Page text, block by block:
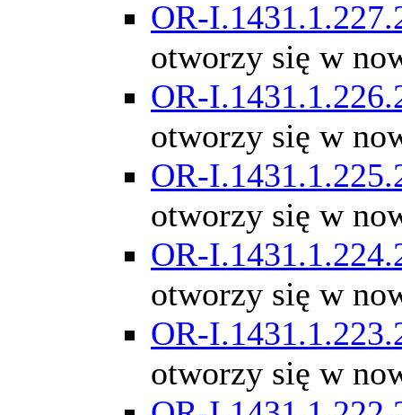
OR-
otworzy się w
OR-
otworzy się w
OR-
otworzy się w
OR-
otworzy się w
OR-
otworzy się w